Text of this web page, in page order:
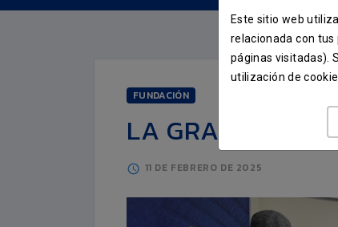
FUNDACIÓN
LA GRADA
11 DE FEBRERO DE 2025
Este sitio web
relacionada con
páginas visitadas).
utilización de